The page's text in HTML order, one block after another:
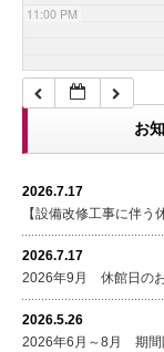
11:00 PM
お
2026.7.17
【設備改修工事に
2026.7.17
2026年9月 休館日の
2026.5.26
2026年6月～8月 期間